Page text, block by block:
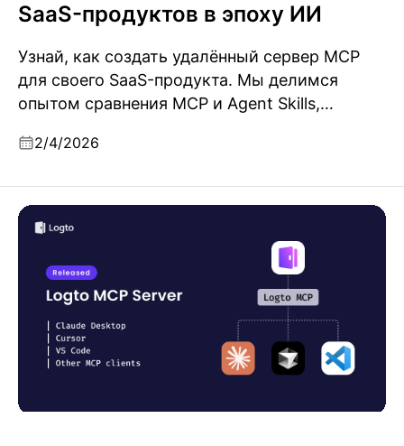
SaaS-продуктов в эпоху ИИ
Узнай, как создать удалённый сервер MCP
для своего SaaS-продукта. Мы делимся
опытом сравнения MCP и Agent Skills,
инструментов.
2/4/2026
Аутентификация пользователей с одним
запросом: представляем Logto MCP Server